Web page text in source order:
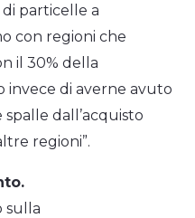
particelle a
con regioni che
il 30% della
invece di averne avuto
dall’acquisto
regioni”.
sulla